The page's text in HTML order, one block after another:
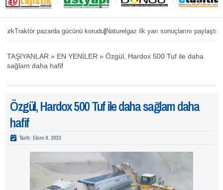
pazarda gücünü korudu |Naturelgaz ilk yarı sonuçlarını paylaştı|MAN,
TAŞIYANLAR » EN YENİLER » Özgül, Hardox 500 Tuf ile daha
sağlam daha hafif
Özgül, Hardox 500 Tuf ile daha sağlam daha
hafif
Tarih: Ekim 9, 2023